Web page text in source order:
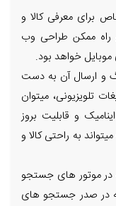
برای معرفی کالا و
راه ممکن طراحی وب
خواهد بود.
و ارسال آن به دست
تلویزیونی، میتوان
و قابلیت بروز
به راحتی کالا و
در موتور های جستجو
در صدر جستجو های